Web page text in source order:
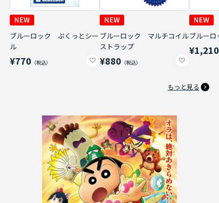
ブルーロック ぷくっとシー
ル
¥770
ブルーロック マルチコイル
ストラップ
¥880
ブルー
¥1,210
もっと見る